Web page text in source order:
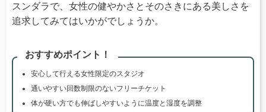
スンダラで、女性の健やかさとそのさきにある美しさを
追求してみてはいかがでしょうか。
おすすめポイント！
安心して行える女性限定のスタジオ
通いやすい回数制限のないフリーチケット
体が硬い方でも伸ばしやすいように温度と湿度を調整